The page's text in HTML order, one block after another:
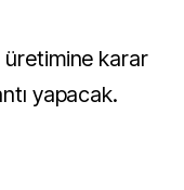
üretimine karar
yapacak.